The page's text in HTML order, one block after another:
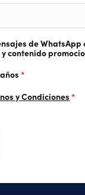
de WhatsApp
contenido
*
y Condiciones *